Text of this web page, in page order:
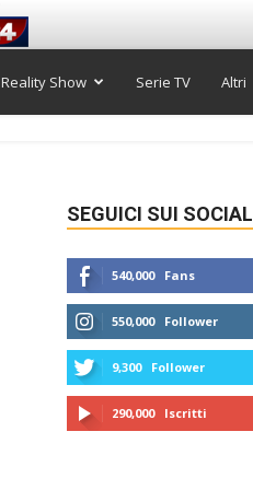
Reality Show Serie TV Altri
SEGUICI SUI SOCIAL
540,000 Fans
550,000 Follower
9,300 Follower
290,000 Iscritti